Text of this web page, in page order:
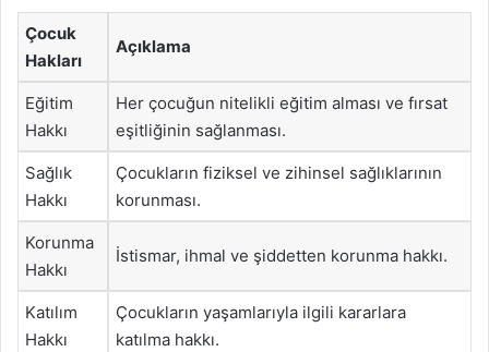
Çocuk
Hakları
Açıklama
Eğitim
Hakkı
Her çocuğun nitelikli eğitim alması ve fırsat
eşitliğinin sağlanması.
Sağlık
Hakkı
Çocukların fiziksel ve zihinsel sağlıklarının
korunması.
Korunma
Hakkı
İstismar, ihmal ve şiddetten korunma hakkı.
Katılım
Hakkı
Çocukların yaşamlarıyla ilgili kararlara
katılma hakkı.